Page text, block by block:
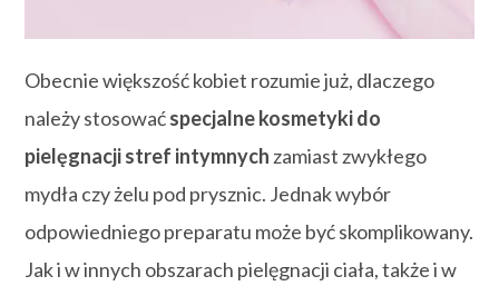
Obecnie większość kobiet rozumie już, dlaczego
należy stosowaćspecjalne kosmetyki do
pielęgnacji stref intymnych zamiast zwykłego
mydła czy żelu pod prysznic. Jednak wybór
odpowiedniego preparatu może być skomplikowany.
Jak i w innych obszarach pielęgnacji ciała, także i w